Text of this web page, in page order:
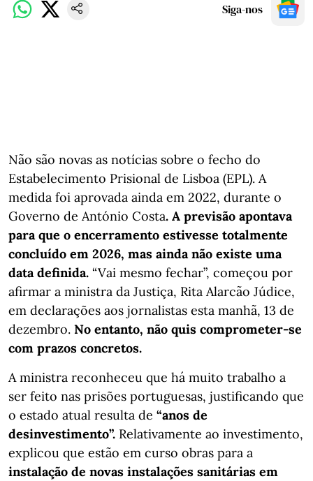
Siga-nos
Não são novas as notícias sobre o fecho do
Estabelecimento Prisional de Lisboa (EPL). A
medida foi aprovada ainda em 2022, durante o
Governo de António Costa. A previsão apontava
para que o encerramento estivesse totalmente
concluído em 2026, mas ainda não existe uma
data definida. “Vai mesmo fechar”, começou por
afirmar a ministra da Justiça, Rita Alarcão Júdice,
em declarações aos jornalistas esta manhã, 13 de
dezembro. No entanto, não quis comprometer-se
com prazos concretos.
A ministra reconheceu que há muito trabalho a
ser feito nas prisões portuguesas, justificando que
o estado atual resulta de “anos de
desinvestimento”. Relativamente ao investimento,
explicou que estão em curso obras para a
instalação de novas instalações sanitárias em